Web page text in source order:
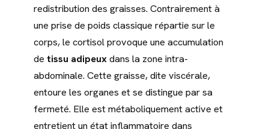
redistribution des graisses. Contrairement à
une prise de poids classique répartie sur le
corps, le cortisol provoque une accumulation
de tissu adipeuxdans la zone intra-
abdominale. Cette graisse, dite viscérale,
entoure les organes et se distingue par sa
fermeté. Elle est métaboliquement active et
entretient un état inflammatoire dans